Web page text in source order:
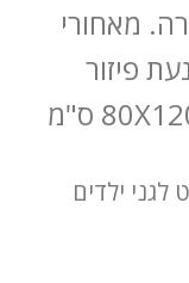
מאחורי
פיזור
לגני ילדים